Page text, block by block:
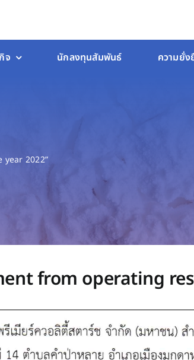
จ นักลงทุนสัมพันธ์ ความยั่ง
2022”
from operating